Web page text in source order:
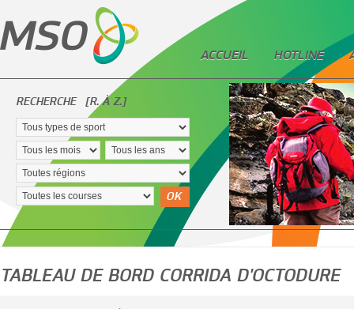
ACCUEIL HOTLINE
RECHERCHE [R. À Z.]
OK
TABLEAU DE BORD CORRIDA D'OCTODURE